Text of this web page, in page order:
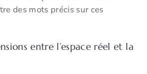
des mots précis sur ces
entre l’espace réel et la